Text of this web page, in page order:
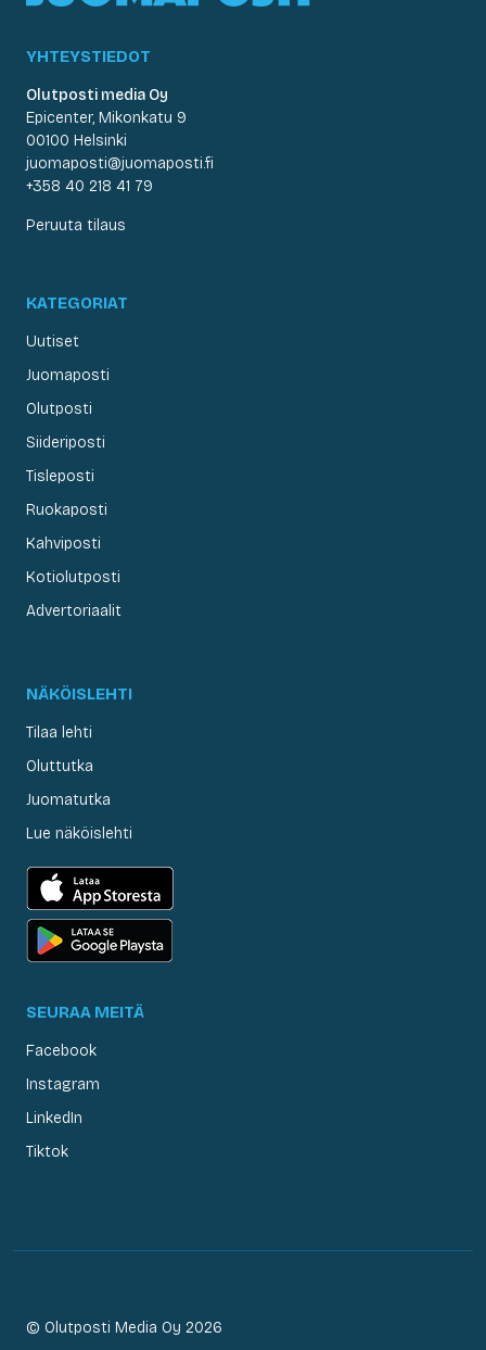
YHTEYSTIEDOT
Olutposti media Oy
Epicenter, Mikonkatu 9
00100 Helsinki
juomaposti@juomaposti.fi
+358 40 218 41 79
Peruuta tilaus
KATEGORIAT
Uutiset
Juomaposti
Olutposti
Siideriposti
Tisleposti
Ruokaposti
Kahviposti
Kotiolutposti
Advertoriaalit
NÄKÖISLEHTI
Tilaa lehti
Oluttutka
Juomatutka
Lue näköislehti
SEURAA MEITÄ
Facebook
Instagram
LinkedIn
Tiktok
© Olutposti Media Oy 2026